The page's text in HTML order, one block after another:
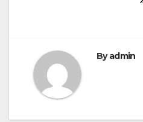
Byadmin